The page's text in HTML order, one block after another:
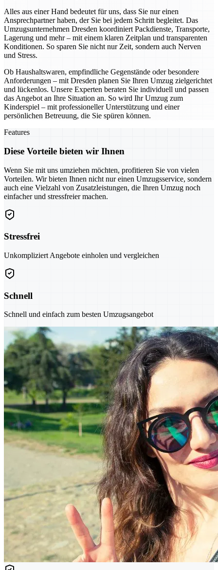
Alles aus einer Hand bedeutet für uns, dass Sie nur einen
Ansprechpartner haben, der Sie bei jedem Schritt begleitet. Das
Umzugsunternehmen Dresden koordiniert Packdienste, Transporte,
Lagerung und mehr – mit einem klaren Zeitplan und transparenten
Konditionen. So sparen Sie nicht nur Zeit, sondern auch Nerven
und Stress.
Ob Haushaltswaren, empfindliche Gegenstände oder besondere
Anforderungen – mit Dresden planen Sie Ihren Umzug zielgerichtet
und lückenlos. Unsere Experten beraten Sie individuell und passen
das Angebot an Ihre Situation an. So wird Ihr Umzug zum
Kinderspiel – mit professioneller Unterstützung und einer
persönlichen Betreuung, die Sie spüren können.
Features
Diese Vorteile bieten wir Ihnen
Wenn Sie mit uns umziehen möchten, profitieren Sie von vielen
Vorteilen. Wir bieten Ihnen nicht nur einen Umzugsservice, sondern
auch eine Vielzahl von Zusatzleistungen, die Ihren Umzug noch
einfacher und stressfreier machen.
Stressfrei
Unkompliziert Angebote einholen und vergleichen
Schnell
Schnell und einfach zum besten Umzugsangebot